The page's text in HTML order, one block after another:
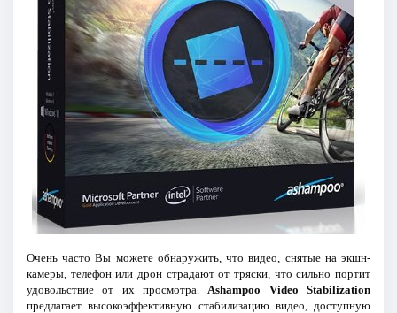
Очень часто Вы можете обнаружить, что видео, снятые на экшн-
камеры, телефон или дрон страдают от тряски, что сильно портит
удовольствие от их просмотра. Ashampoo Video Stabilization
предлагает высокоэффективную стабилизацию видео, доступную